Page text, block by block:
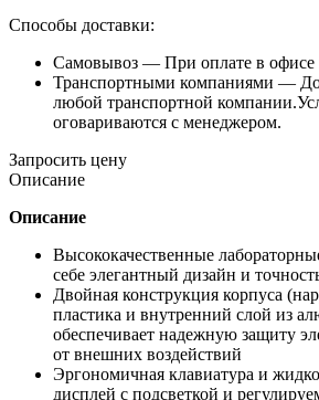
Способы доставки:
Самовывоз — При оплате в
Транспортными компаниями —
любой транспортной
оговариваются с менеджером.
Запросить цену
Описание
Описание
Высококачественные
себе элегантный дизайн и
Двойная конструкция корпуса
пластика и внутренний слой из
обеспечивает надежную защиту
от внешних воздействий
Эргономичная клавиатура и
дисплей с подсветкой и